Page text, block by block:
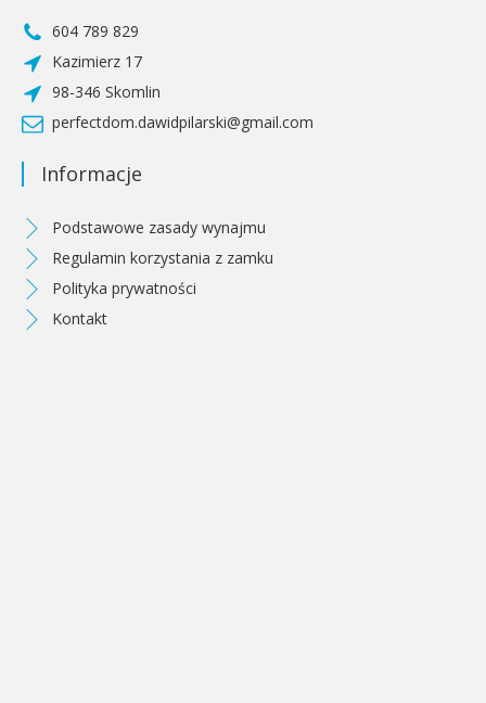
604 789 829
Kazimierz 17
98-346 Skomlin
perfectdom.dawidpilarski@gmail.com
Informacje
Podstawowe zasady wynajmu
Regulamin korzystania z zamku
Polityka prywatności
Kontakt